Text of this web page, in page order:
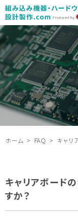
ホーム FAQ キャリ
キャリアボード
すか？